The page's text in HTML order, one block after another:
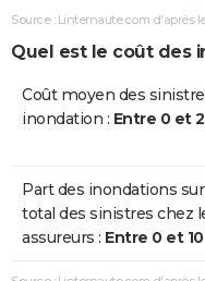
et/ou
Boue
Inondations
et/ou
01/04/
Inondations
et/ou
Coulées de
08/12/
Source : Linternaute.com d'après
Quel est le coût des
Coût moyen des
inondation : Entre 0 et
Part des inondations
total des sinistres chez
assureurs : Entre 0 et 10